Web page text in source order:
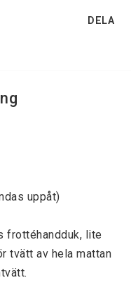
DELA
uppåt)
frottéhandduk, lite
tvätt av hela mattan